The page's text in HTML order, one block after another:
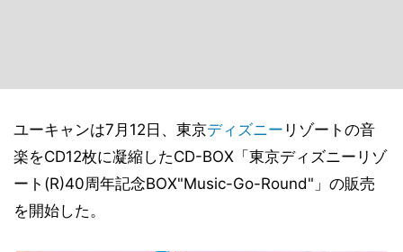
ユーキャンは7月12日、東京ディズニー リゾートの音
楽をCD12枚に凝縮したCD-BOX「東京ディズニーリゾ
ート(R)40周年記念BOX"Music-Go-Round"」の販売
を開始した。